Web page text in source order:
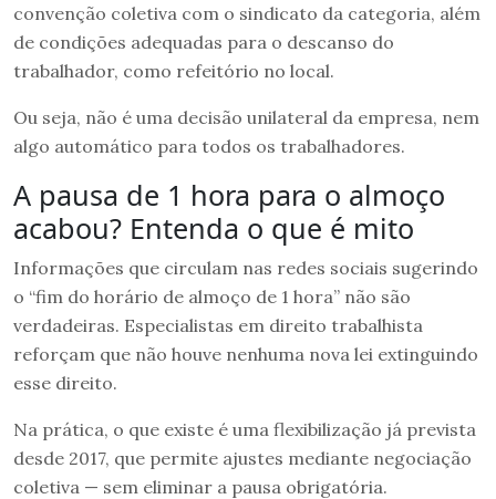
convenção coletiva com o sindicato da categoria, além
de condições adequadas para o descanso do
trabalhador, como refeitório no local.
Ou seja, não é uma decisão unilateral da empresa, nem
algo automático para todos os trabalhadores.
A pausa de 1 hora para o almoço
acabou? Entenda o que é mito
Informações que circulam nas redes sociais sugerindo
o “fim do horário de almoço de 1 hora” não são
verdadeiras. Especialistas em direito trabalhista
reforçam que não houve nenhuma nova lei extinguindo
esse direito.
Na prática, o que existe é uma flexibilização já prevista
desde 2017, que permite ajustes mediante negociação
coletiva — sem eliminar a pausa obrigatória.